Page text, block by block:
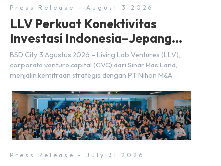
Press Release - August 3 2026
LLV Perkuat Konektivitas
Investasi Indonesia–Jepang
(FDI) pada 2025
BSD City, 3 Agustus 2026 – Living Lab Ventures (LLV),
corporate venture capital (CVC) dari Sinar Mas Land,
menjalin kemitraan strategis dengan PT Nihon M&A
Holdings Inc. Kemitraan tersebut ditandai dengan
penandatanganan Memorandum of Understanding
(MoU) oleh Bayu Seto (Partner at Living Lab Ventures)
dan Kosuke Kawata […]
Press Release - July 31 2026